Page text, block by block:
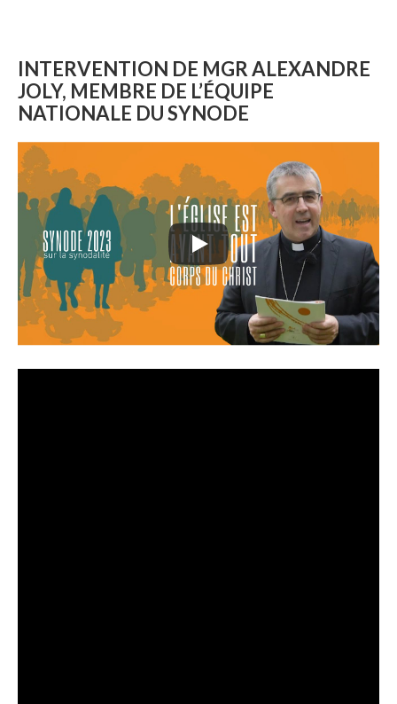
INTERVENTION DE MGR ALEXANDRE
JOLY, MEMBRE DE L’ÉQUIPE
NATIONALE DU SYNODE